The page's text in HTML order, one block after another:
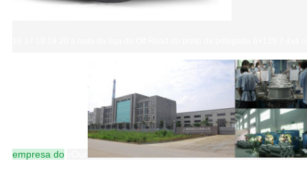
empresa do